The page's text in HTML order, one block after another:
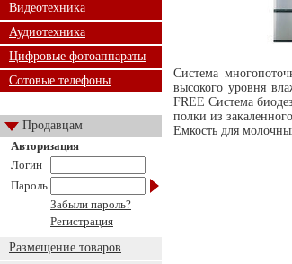
Видеотехника
Аудиотехника
Цифровые фотоаппараты
Сотовые телефоны
Продавцам
Авторизация
Логин
Пароль
Забыли пароль?
Регистрация
Размещение товаров
Система
высокого уровня
FREE Система
полки из
Емкость для